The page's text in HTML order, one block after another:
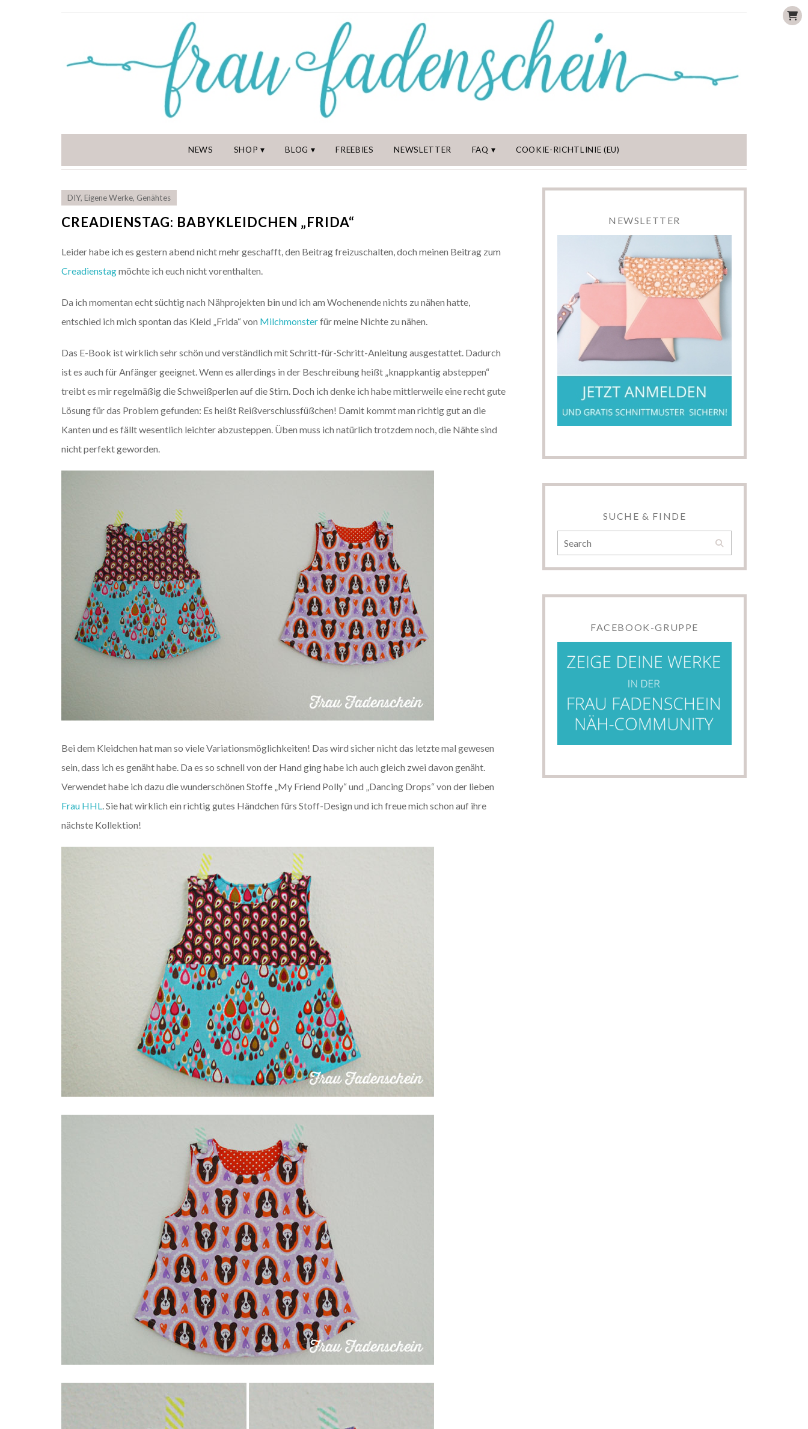
NEWS SHOP BLOG FREEBIES NEWSLETTER FAQ COOKIE-RICHTLINIE (EU)
DIY, Eigene Werke, Genähtes
CREADIENSTAG: BABYKLEIDCHEN „FRIDA“
Leider habe ich es gestern abend nicht mehr geschafft, den Beitrag freizuschalten, doch meinen Beitrag zum
Creadienstagmöchte ich euch nicht vorenthalten.
Da ich momentan echt süchtig nach Nähprojekten bin und ich am Wochenende nichts zu nähen hatte,
entschied ich mich spontan das Kleid „Frida“ von Milchmonsterfür meine Nichte zu nähen.
Das E-Book ist wirklich sehr schön und verständlich mit Schritt-für-Schritt-Anleitung ausgestattet. Dadurch
ist es auch für Anfänger geeignet. Wenn es allerdings in der Beschreibung heißt „knappkantig absteppen“
treibt es mir regelmäßig die Schweißperlen auf die Stirn. Doch ich denke ich habe mittlerweile eine recht gute
Lösung für das Problem gefunden: Es heißt Reißverschlussfüßchen! Damit kommt man richtig gut an die
Kanten und es fällt wesentlich leichter abzusteppen. Üben muss ich natürlich trotzdem noch, die Nähte sind
nicht perfekt geworden.
Bei dem Kleidchen hat man so viele Variationsmöglichkeiten! Das wird sicher nicht das letzte mal gewesen
sein, dass ich es genäht habe. Da es so schnell von der Hand ging habe ich auch gleich zwei davon genäht.
Verwendet habe ich dazu die wunderschönen Stoffe „My Friend Polly“ und „Dancing Drops“ von der lieben
Frau HHL . Sie hat wirklich ein richtig gutes Händchen fürs Stoff-Design und ich freue mich schon auf ihre
nächste Kollektion!
NEWSLETTER
SUCHE & FINDE
FACEBOOK-GRUPPE